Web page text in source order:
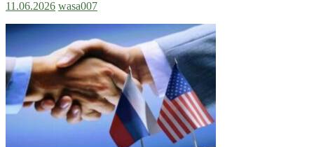
11.06.2026 wasa007